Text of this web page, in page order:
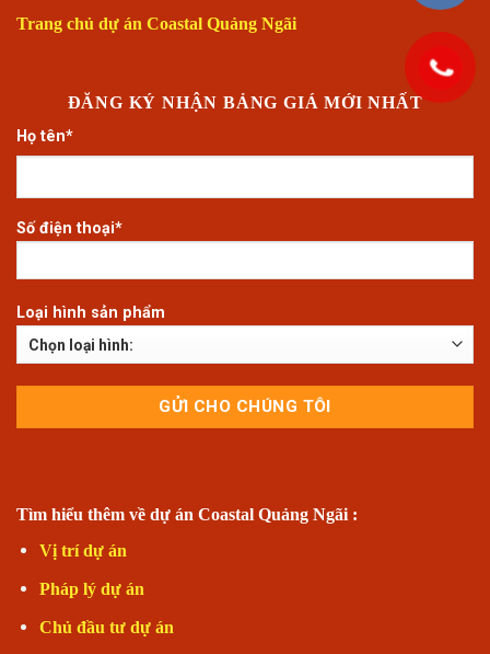
Trang chủ dự án Coastal Quảng Ngãi
ĐĂNG KÝ NHẬN BẢNG GIÁ MỚI NHẤT
Họ tên*
Số điện thoại*
Loại hình sản phẩm
Tìm hiểu thêm về dự án Coastal Quảng Ngãi :
Vị trí dự án
Pháp lý dự án
Chủ đầu tư dự án